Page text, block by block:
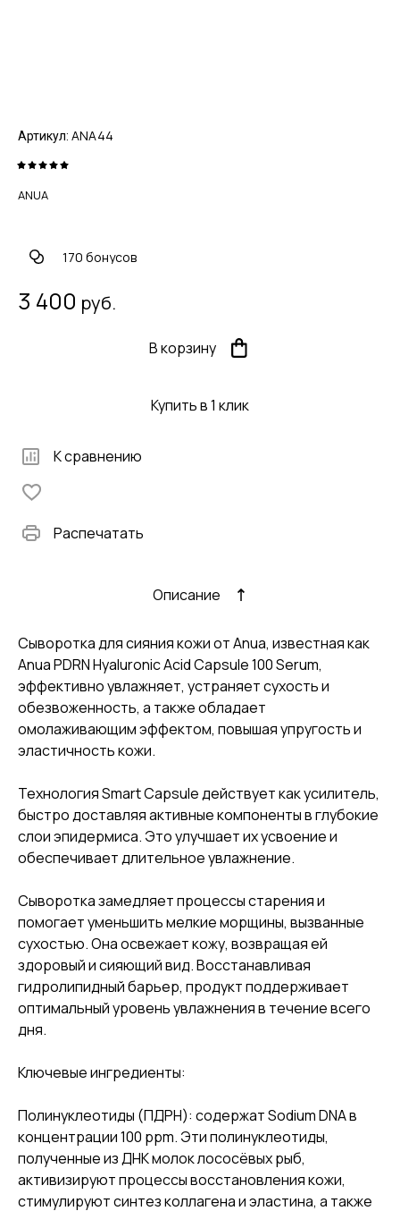
Артикул: ANA44
ANUA
170 бонусов
3 400 руб.
В корзину
Купить в 1 клик
К сравнению
Распечатать
Описание
Сыворотка для сияния кожи от Anua, известная как
Anua PDRN Hyaluronic Acid Capsule 100 Serum,
эффективно увлажняет, устраняет сухость и
обезвоженность, а также обладает
омолаживающим эффектом, повышая упругость и
эластичность кожи.
Технология Smart Capsule действует как усилитель,
быстро доставляя активные компоненты в глубокие
слои эпидермиса. Это улучшает их усвоение и
обеспечивает длительное увлажнение.
Сыворотка замедляет процессы старения и
помогает уменьшить мелкие морщины, вызванные
сухостью. Она освежает кожу, возвращая ей
здоровый и сияющий вид. Восстанавливая
гидролипидный барьер, продукт поддерживает
оптимальный уровень увлажнения в течение всего
дня.
Ключевые ингредиенты:
Полинуклеотиды (ПДРН): содержат Sodium DNA в
концентрации 100 ppm. Эти полинуклеотиды,
полученные из ДНК молок лососёвых рыб,
активизируют процессы восстановления кожи,
стимулируют синтез коллагена и эластина, а также